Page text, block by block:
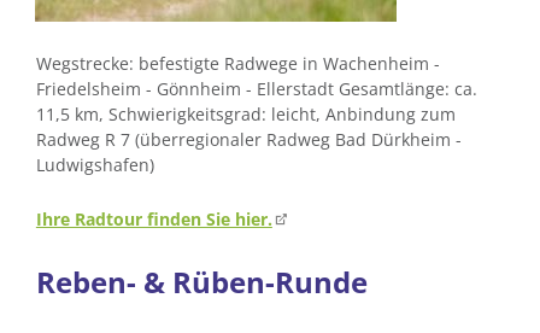
Wegstrecke: befestigte Radwege in Wachenheim -
Friedelsheim - Gönnheim - Ellerstadt Gesamtlänge: ca.
11,5 km, Schwierigkeitsgrad: leicht, Anbindung zum
Radweg R 7 (überregionaler Radweg Bad Dürkheim -
Ludwigshafen)
Ihre Radtour finden Sie hier.
Reben- & Rüben-Runde